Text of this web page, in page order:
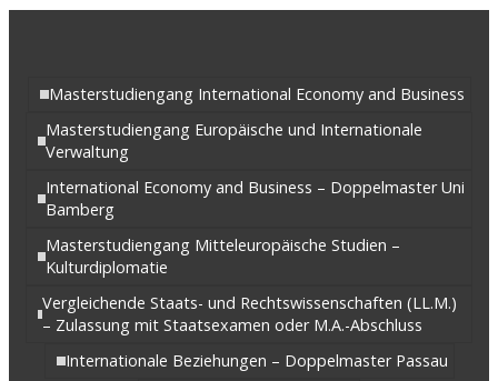
Masterstudiengang International Economy and Business
Masterstudiengang Europäische und Internationale
Verwaltung
International Economy and Business – Doppelmaster Uni
Bamberg
Masterstudiengang Mitteleuropäische Studien –
Kulturdiplomatie
Vergleichende Staats- und Rechtswissenschaften (LL.M.)
– Zulassung mit Staatsexamen oder M.A.-Abschluss
Internationale Beziehungen – Doppelmaster Passau